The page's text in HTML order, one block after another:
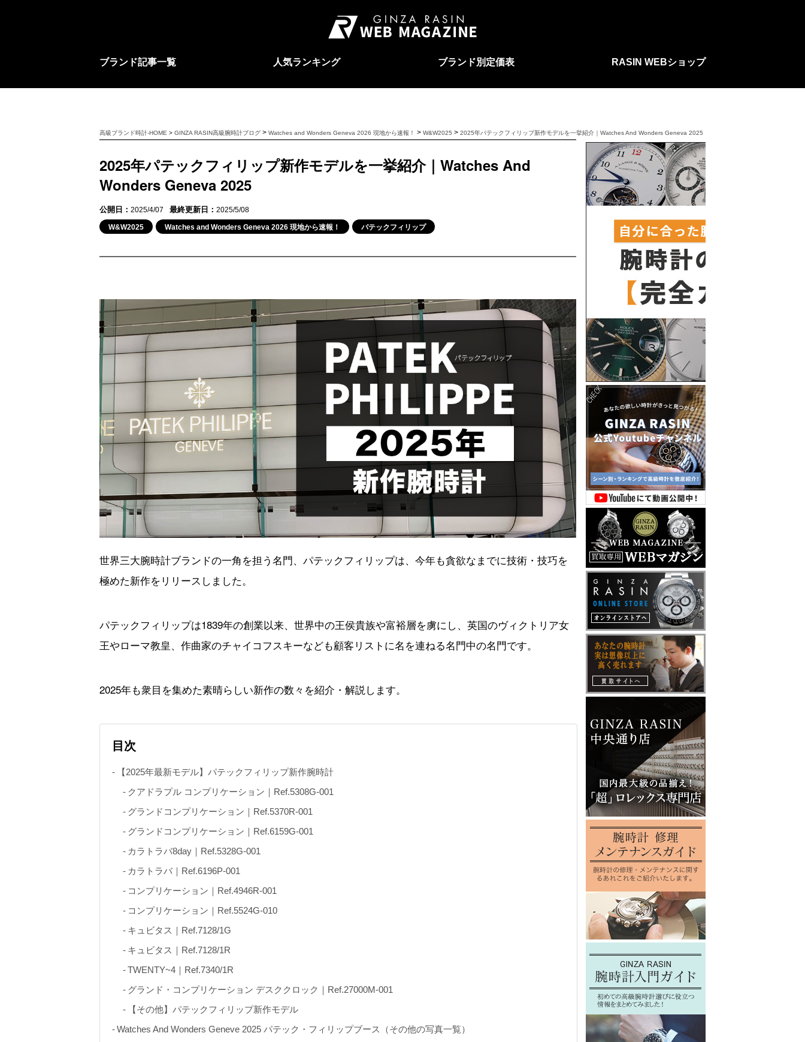
ブランド記事一覧 人気ランキング ブランド別定価表 RASIN WEBショップ
高級ブランド時計-HOME > GINZA RASIN高級腕時計ブログ > Watches and Wonders Geneva 2026 現地から速報！ > W&W2025 > 2025年パテックフィリップ新作モデルを一挙紹介｜Watches And Wonders Geneva 2025
2025年パテックフィリップ新作モデルを一挙紹介｜Watches And
Wonders Geneva 2025
公開日： 2025/4/07 最終更新日： 2025/5/08
W&W2025 Watches and Wonders Geneva 2026 現地から速報！ パテックフィリップ
世界三大腕時計ブランドの一角を担う名門、パテックフィリップは、今年も貪欲なまでに技術・技巧を
極めた新作をリリースしました。
パテックフィリップは1839年の創業以来、世界中の王侯貴族や富裕層を虜にし、英国のヴィクトリア女
王やローマ教皇、作曲家のチャイコフスキーなども顧客リストに名を連ねる名門中の名門です。
2025年も衆目を集めた素晴らしい新作の数々を紹介・解説します。
目次
【2025年最新モデル】パテックフィリップ新作腕時計
クアドラプル コンプリケーション｜Ref.5308G-001
グランドコンプリケーション｜Ref.5370R-001
グランドコンプリケーション｜Ref.6159G-001
カラトラバ8day｜Ref.5328G-001
カラトラバ｜Ref.6196P-001
コンプリケーション｜Ref.4946R-001
コンプリケーション｜Ref.5524G-010
キュビタス｜Ref.7128/1G
キュビタス｜Ref.7128/1R
TWENTY~4｜Ref.7340/1R
グランド・コンプリケーション デスククロック｜Ref.27000M-001
【その他】パテックフィリップ新作モデル
Watches And Wonders Geneve 2025 パテック・フィリップブース（その他の写真一覧）